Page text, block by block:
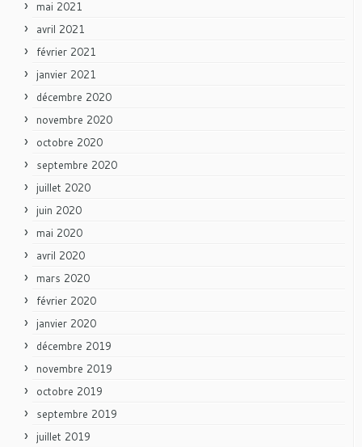
mai 2021
avril 2021
février 2021
janvier 2021
décembre 2020
novembre 2020
octobre 2020
septembre 2020
juillet 2020
juin 2020
mai 2020
avril 2020
mars 2020
février 2020
janvier 2020
décembre 2019
novembre 2019
octobre 2019
septembre 2019
juillet 2019